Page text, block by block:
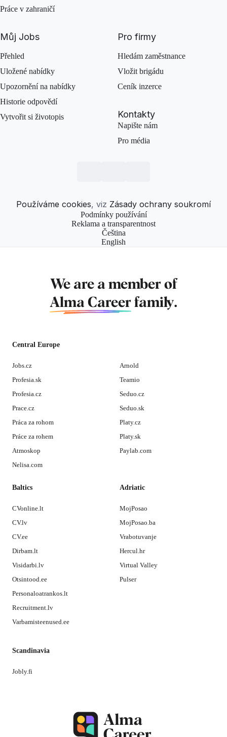
Práce v zahraničí
Můj Jobs
Přehled
Uložené nabídky
Upozornění na nabídky
Historie odpovědí
Vytvořit si životopis
Pro firmy
Hledám zaměstnance
Vložit brigádu
Ceník inzerce
Kontakty
Napište nám
Pro média
Používáme cookies, viz Zásady ochrany soukromí
Podmínky používání
Reklama a transparentnost
Čeština
English
We are a member of
Alma Career family.
Central Europe
Jobs.cz
Profesia.sk
Profesia.cz
Prace.cz
Práca za rohom
Práce za rohem
Atmoskop
Nelisa.com
Arnold
Teamio
Seduo.cz
Seduo.sk
Platy.cz
Platy.sk
Paylab.com
Baltics
CVonline.lt
CV.lv
CV.ee
Dirbam.lt
Visidarbi.lv
Otsintood.ee
Personaloatrankos.lt
Recruitment.lv
Varbamisteenused.ee
Adriatic
MojPosao
MojPosao.ba
Vrabotuvanje
Hercul.hr
Virtual Valley
Pulser
Scandinavia
Jobly.fi